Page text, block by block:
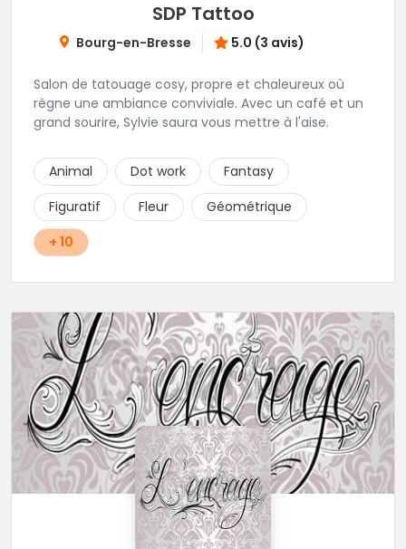
SDP Tattoo
Bourg-en-Bresse 5.0 (3 avis)
Salon de tatouage cosy, propre et chaleureux où
règne une ambiance conviviale. Avec un café et un
grand sourire, Sylvie saura vous mettre à l'aise.
Animal Dot work
Fantasy
Figuratif
Fleur
Géométrique
+ 10